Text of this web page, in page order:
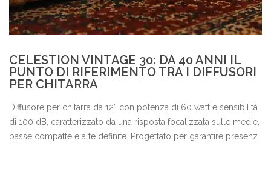
CELESTION VINTAGE 30: DA 40 ANNI IL
PUNTO DI RIFERIMENTO TRA I DIFFUSORI
PER CHITARRA
Diffusore per chitarra da 12” con potenza di 60 watt e sensibilità
di 100 dB, caratterizzato da una risposta focalizzata sulle medie,
basse compatte e alte definite. Progettato per garantire presenza